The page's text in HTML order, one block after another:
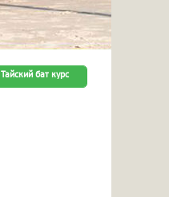
Тайский бат курс